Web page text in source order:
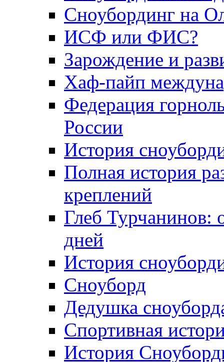
Сноубординг на
ИСФ или ФИС?
Зарождение и
Хаф-пайп
Федерация
России
История
Полная история
креплений
Глеб Турчанинов:
дней
История
Сноуборд
Дедушка
Спортивная
История